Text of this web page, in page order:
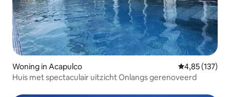
Woning in Acapulco Gemiddelde
4,85 (137)
Huis met spectaculair uitzicht Onlangs gerenoveerd